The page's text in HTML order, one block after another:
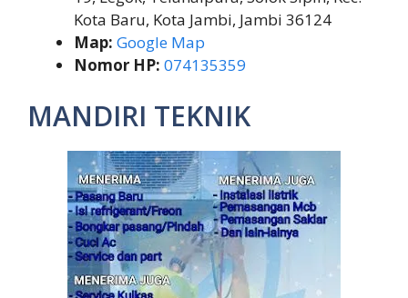
Kota Baru, Kota Jambi, Jambi 36124
Map: Google Map
Nomor HP: 074135359
MANDIRI TEKNIK